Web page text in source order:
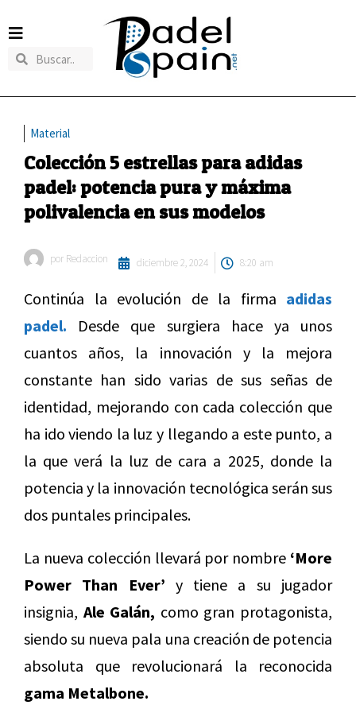
Material
Colección 5 estrellas para adidas
padel: potencia pura y máxima
polivalencia en sus modelos
por Redaccion diciembre 2, 2024 8:20 am
Continúa la evolución de la firma adidas
padel. Desde que surgiera hace ya unos
cuantos años, la innovación y la mejora
constante han sido varias de sus señas de
identidad, mejorando con cada colección que
ha ido viendo la luz y llegando a este punto, a
la que verá la luz de cara a 2025, donde la
potencia y la innovación tecnológica serán sus
dos puntales principales.
La nueva colección llevará por nombre ‘More
Power Than Ever’ y tiene a su jugador
insignia, Ale Galán, como gran protagonista,
siendo su nueva pala una creación de potencia
absoluta que revolucionará la reconocida
gama Metalbone.